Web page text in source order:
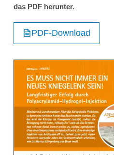
das PDF herunter.
PDF-Download